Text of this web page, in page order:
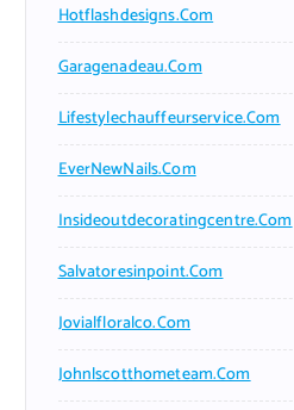
Hotflashdesigns.com
Garagenadeau.com
Lifestylechauffeurservice.com
EverNewNails.com
Insideoutdecoratingcentre.com
Salvatoresinpoint.com
Jovialfloralco.com
Johnlscotthometeam.com